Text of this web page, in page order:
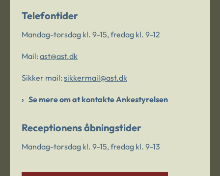
Telefontider
Mandag-torsdag kl. 9-15, fredag kl. 9-12
Mail: ast@ast.dk
Sikker mail: sikkermail@ast.dk
Se mere om at kontakte Ankestyrelsen
Receptionens åbningstider
Mandag-torsdag kl. 9-15, fredag kl. 9-13